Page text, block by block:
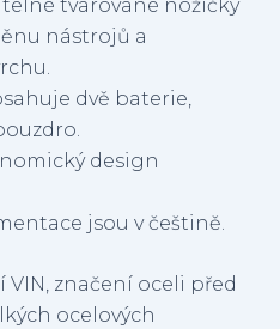
tvarované nožičky
nástrojů a
dvě baterie,
design
jsou v češtině.
VIN, značení oceli před
ocelových